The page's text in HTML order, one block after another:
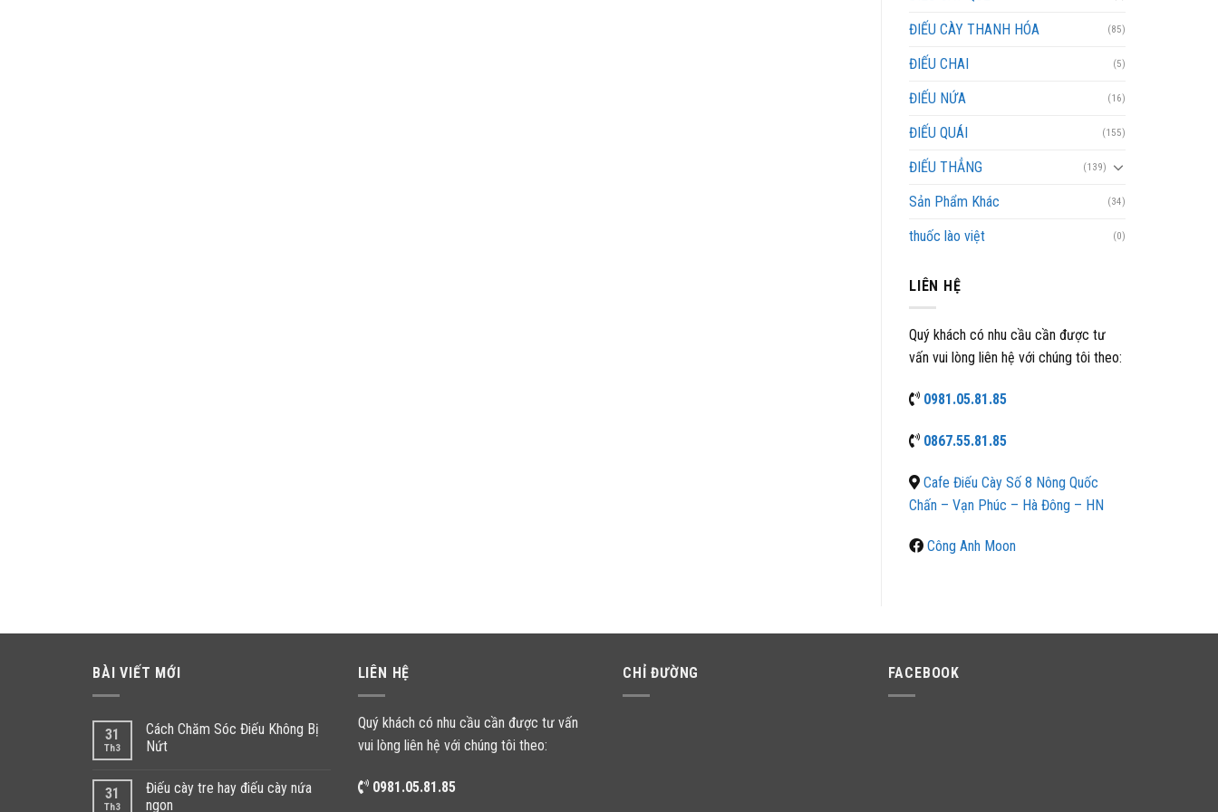
ĐIẾU CÀY THANH HÓA (85)
ĐIẾU CHAI (5)
ĐIẾU NỨA (16)
ĐIẾU QUÁI (155)
ĐIẾU THẲNG (139)
Sản Phẩm Khác (34)
thuốc lào việt (0)
LIÊN HỆ
Quý khách có nhu cầu cần được tư
vấn vui lòng liên hệ với chúng tôi theo:
0981.05.81.85
0867.55.81.85
Cafe Điếu Cày Số 8 Nông Quốc
Chấn – Vạn Phúc – Hà Đông – HN
Công Anh Moon
BÀI VIẾT MỚI
31
Th3
Cách Chăm Sóc Điếu Không Bị
Nứt
31
Th3
Điếu cày tre hay điếu cày nứa
ngon
LIÊN HỆ
Quý khách có nhu cầu cần được tư vấn
vui lòng liên hệ với chúng tôi theo:
0981.05.81.85
CHỈ ĐƯỜNG FACEBOOK